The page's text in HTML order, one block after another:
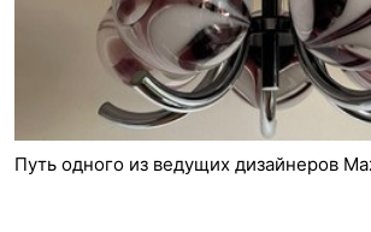
Путь одного из ведущих дизайнеров